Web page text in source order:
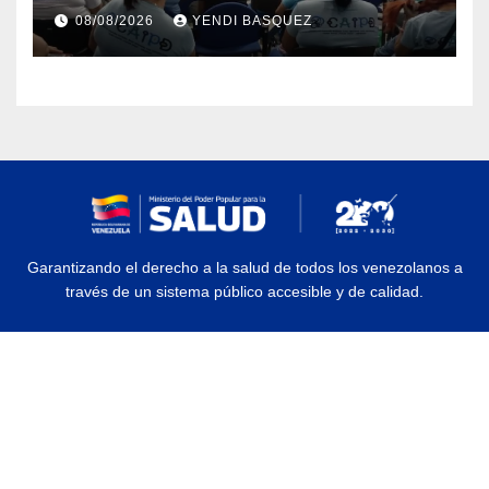
atención a personas con
discapacidad
08/08/2026 YENDI BASQUEZ
Garantizando el derecho a la salud de todos los venezolanos a
través de un sistema público accesible y de calidad.